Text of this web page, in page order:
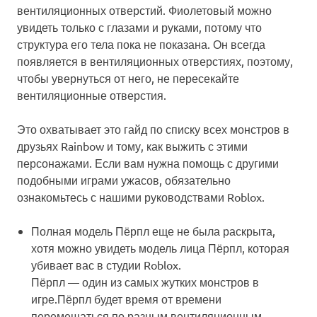
вентиляционных отверстий. Фиолетовый можно
увидеть только с глазами и руками, потому что
структура его тела пока не показана. Он всегда
появляется в вентиляционных отверстиях, поэтому,
чтобы увернуться от него, не пересекайте
вентиляционные отверстия.
Это охватывает это гайд по списку всех монстров в
друзьях Rainbow и тому, как выжить с этими
персонажами. Если вам нужна помощь с другими
подобными играми ужасов, обязательно
ознакомьтесь с нашими руководствами Roblox.
Полная модель Пёрпл еще не была раскрыта,
хотя можно увидеть модель лица Пёрпл, которая
убивает вас в студии Roblox.
Пёрпл — один из самых жутких монстров в
игре.Пёрпл будет время от времени